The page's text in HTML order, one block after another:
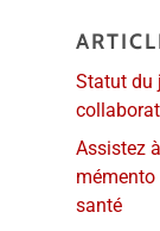
Statut du
Assistez
mémento
santé